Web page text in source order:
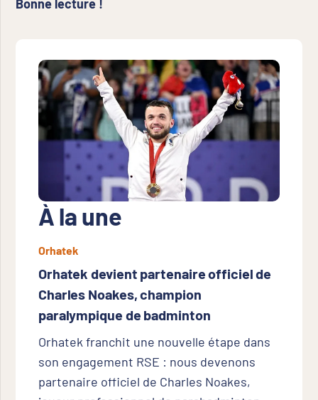
Bonne lecture !
À la une
Orhatek
Orhatek devient partenaire officiel de
Charles Noakes, champion
paralympique de badminton
Orhatek franchit une nouvelle étape dans
son engagement RSE : nous devenons
partenaire officiel de Charles Noakes,